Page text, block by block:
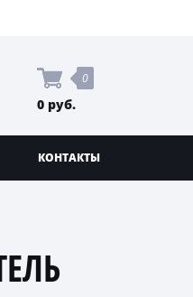
0
0 руб.
КОНТАКТЫ